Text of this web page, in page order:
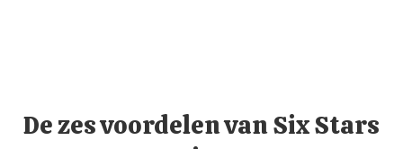
De zes voordelen van Six Stars